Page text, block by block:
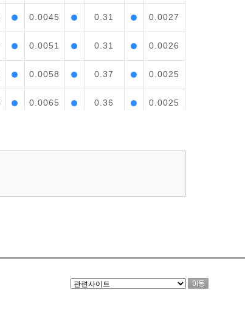
0.0045 0.31 0.0027
0.0051 0.31 0.0026
0.0058 0.37 0.0025
0.0065 0.36 0.0025